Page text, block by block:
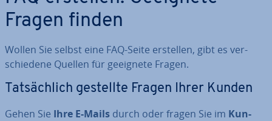
Fragen finden
Wollen Sie selbst eine FAQ-Seite erstellen, gibt es ver­
schie­de­ne Quellen für geeignete Fragen.
Tat­säch­lich gestellte Fragen Ihrer Kunden
Gehen Sie Ihre E-Mails durch oder fragen Sie im Kun­